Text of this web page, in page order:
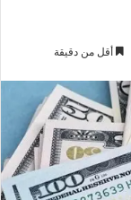
أقل من دقيقة